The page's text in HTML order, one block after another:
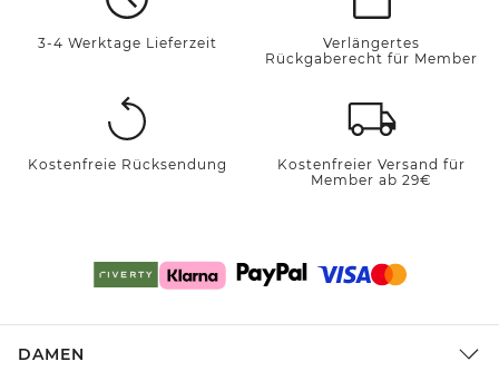
3-4 Werktage Lieferzeit
Verlängertes
Rückgaberecht für Member
Kostenfreie Rücksendung
Kostenfreier Versand für
Member ab 29€
DAMEN